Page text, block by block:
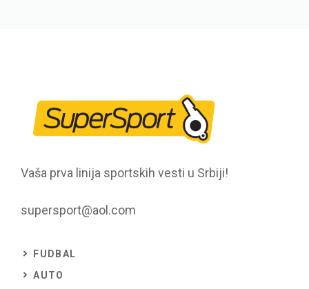
Vaša prva linija sportskih vesti u Srbiji!
supersport@aol.com
FUDBAL
AUTO